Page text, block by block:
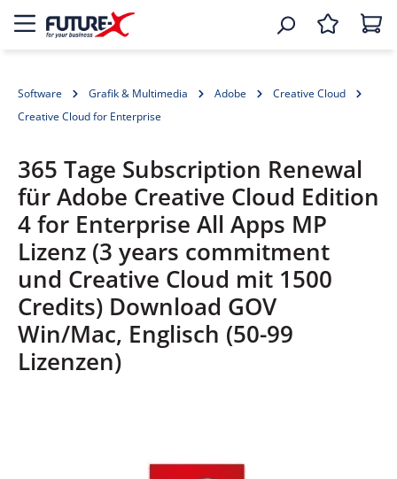
Software Grafik & Multimedia Adobe
Creative Cloud
Creative Cloud for Enterprise
365 Tage Subscription Renewal
für Adobe Creative Cloud Edition
4 for Enterprise All Apps MP
Lizenz (3 years commitment
und Creative Cloud mit 1500
Credits) Download GOV
Win/Mac, Englisch (50-99
Lizenzen)